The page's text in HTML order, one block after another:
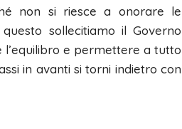
non si riesce a onorare le
sollecitiamo il Governo
e permettere a tutto
in avanti si torni indietro con